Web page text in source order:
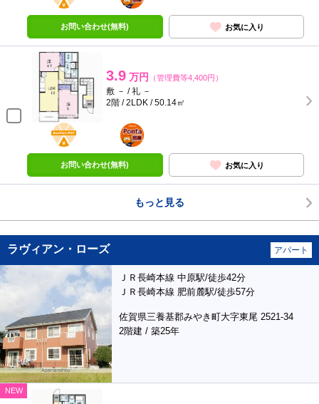
お問い合わせ(無料) お気に入り
3.9 万円 （管理費等4,400円）
敷 － / 礼 －
2階 / 2LDK / 50.14㎡
BunChinPAY
ポンタ
部屋
お問い合わせ(無料) お気に入り
もっと見る
ラヴィアン・ローズ アパート
ＪＲ長崎本線 中原駅/徒歩42分
ＪＲ長崎本線 肥前麓駅/徒歩57分
佐賀県三養基郡みやき町大字東尾 2521-34
2階建 / 築25年
NEW